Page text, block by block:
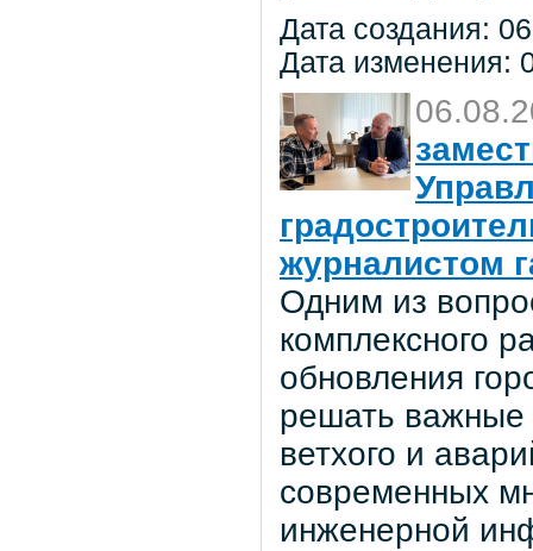
Дата создания:
Дата изменения:
журналистом
Одним из
комплексного
обновления
решать важные
ветхого и
современных
инженерной